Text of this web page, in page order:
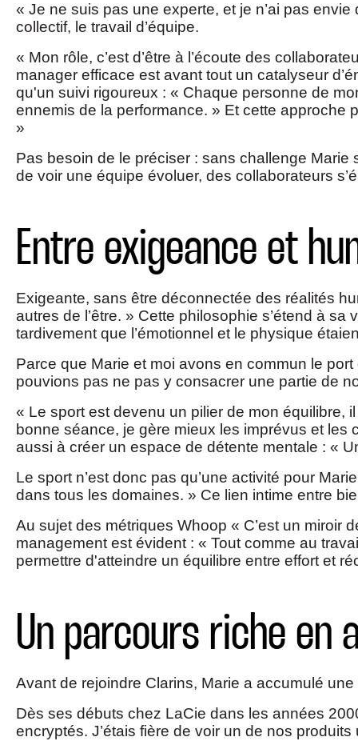
« Je ne suis pas une experte, et je n’ai pas
collectif, le travail d’équipe.
« Mon rôle, c’est d’être à l’écoute des
manager efficace est avant tout un catalyseur
qu'un suivi rigoureux : « Chaque personne de
ennemis de la performance. » Et cette approche
»
Pas besoin de le préciser : sans challenge Marie
de voir une équipe évoluer, des collaborateurs
Entre exigeance et
Exigeante, sans être déconnectée des réalités
autres de l’être. » Cette philosophie s’étend à
tardivement que l’émotionnel et le physique
Parce que Marie et moi avons en commun le
pouvions pas ne pas y consacrer une partie de
« Le sport est devenu un pilier de mon équilibre,
bonne séance, je gère mieux les imprévus et les
aussi à créer un espace de détente mentale : «
Le sport n’est donc pas qu’une activité pour
dans tous les domaines. » Ce lien intime entre
Au sujet des métriques Whoop « C’est un miroir
management est évident : « Tout comme au
permettre d'atteindre un équilibre entre effort et
Un parcours riche en
Avant de rejoindre Clarins, Marie a accumulé
Dès ses débuts chez LaCie dans les années
encryptés. J’étais fière de voir un de nos